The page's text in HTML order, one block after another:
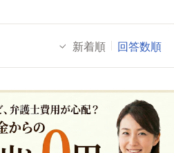
新着順 回答数順